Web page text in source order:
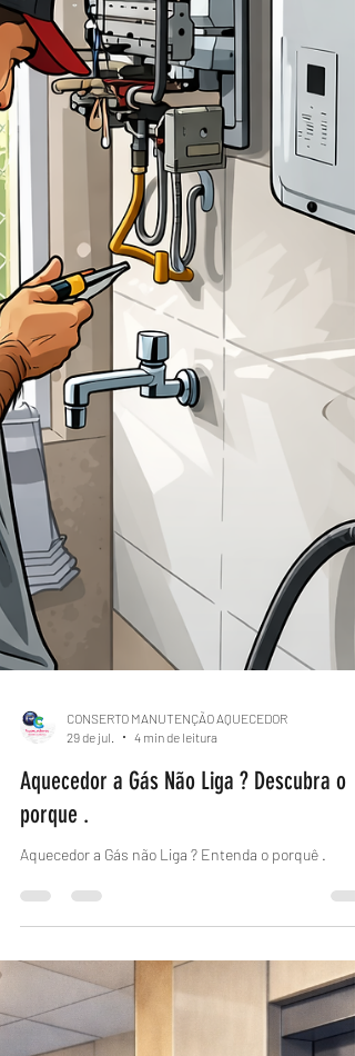
CONSERTO MANUTENÇÃO AQUECEDOR
4 min de leitura
Aquecedor a Gás Não Liga ? Descubra o
Aquecedor a Gás não Liga ? Entenda o porquê .